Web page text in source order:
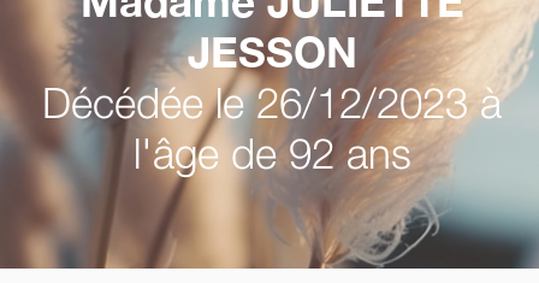
JESSON
Décédée le 26/12/2023 à
l'âge de 92 ans